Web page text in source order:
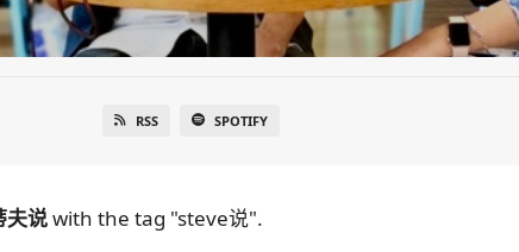
RSS SPOTIFY
夫说with the tag "steve说".